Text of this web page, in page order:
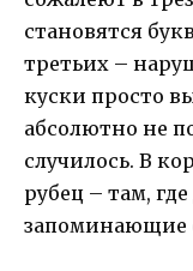
становятся
третьих –
куски просто
абсолютно не
случилось. В
рубец – там,
запоминающие